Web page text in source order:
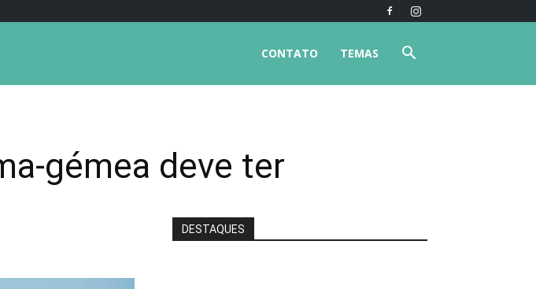
TEMAS
CONTATO
gémea deve ter
DESTAQUES